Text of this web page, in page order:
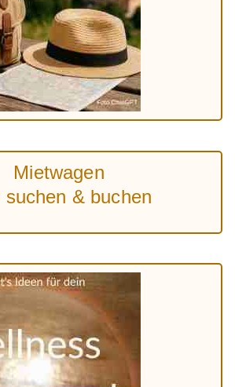
Mietwagen
suchen & buchen